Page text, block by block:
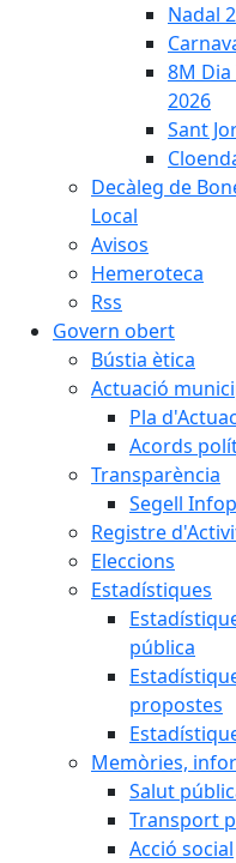
Nadal
8M
2026
Sant
Decàleg de
Local
Avisos
Hemeroteca
Rss
Govern obert
Bústia ètica
Actuació
Pla
Acords
Transparència
Segell
Registre
Eleccions
Estadístiques
pública
propostes
Memòries,
Salut
Transport
Acció social